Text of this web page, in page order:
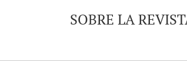
SOBRE LA